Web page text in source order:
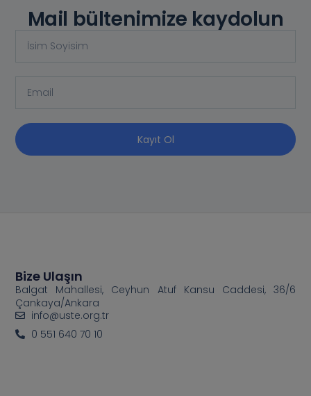
Mail bültenimize kaydolun
Kayıt Ol
Bize Ulaşın
Balgat Mahallesi, Ceyhun Atuf Kansu Caddesi, 36/6
Çankaya/Ankara
info@uste.org.tr
0 551 640 70 10